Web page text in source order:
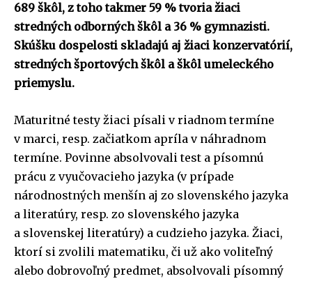
689 škôl, z toho takmer 59 % tvoria žiaci
stredných odborných škôl a 36 % gymnazisti.
Skúšku dospelosti skladajú aj žiaci konzervatórií,
stredných športových škôl a škôl umeleckého
priemyslu.
Maturitné testy žiaci písali v riadnom termíne
v marci, resp. začiatkom apríla v náhradnom
termíne. Povinne absolvovali test a písomnú
prácu z vyučovacieho jazyka (v prípade
národnostných menšín aj zo slovenského jazyka
a literatúry, resp. zo slovenského jazyka
a slovenskej literatúry) a cudzieho jazyka. Žiaci,
ktorí si zvolili matematiku, či už ako voliteľný
alebo dobrovoľný predmet, absolvovali písomný